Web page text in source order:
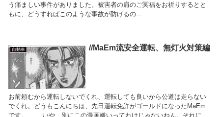
う痛ましい事件がありました。被害者の肩のご冥福をお祈りするとと
もに、どうすればこのような事故が防げるの...
自動車 //MaEm流安全運転、無灯火対策編
お前頼むから運転しないでくれ、運転しても良いから公道は走らない
でくれ。どうもこんにちは、先日運転免許がゴールドになったMaEm
です。 ……いや、別にこの漫画嫌いってわけじゃないねん。それに